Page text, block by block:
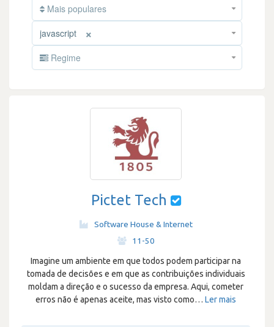
Mais populares
×
javascript
Regime
Pictet Tech
Software House & Internet
11-50
Imagine um ambiente em que todos podem participar na
tomada de decisões e em que as contribuições individuais
moldam a direção e o sucesso da empresa. Aqui, cometer
erros não é apenas aceite, mas visto como… Ler mais